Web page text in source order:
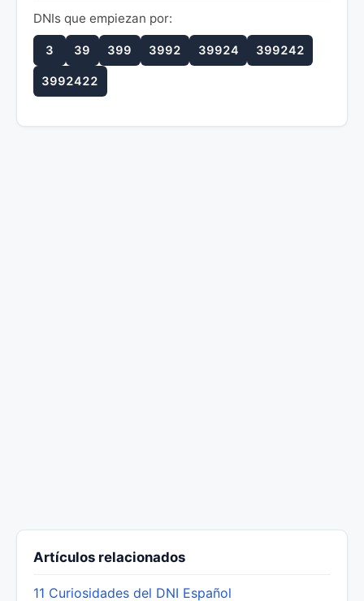
DNIs que empiezan por:
3 39 399 3992 39924 399242
3992422
Artículos relacionados
11 Curiosidades del DNI Español